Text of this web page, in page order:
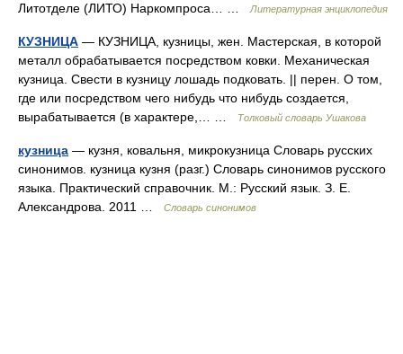
Литотделе (ЛИТО) Наркомпроса… …
Литературная энциклопедия
КУЗНИЦА — КУЗНИЦА, кузницы, жен. Мастерская, в которой
металл обрабатывается посредством ковки. Механическая
кузница. Свести в кузницу лошадь подковать. || перен. О том,
где или посредством чего нибудь что нибудь создается,
вырабатывается (в характере,… …
Толковый словарь Ушакова
кузница — кузня, ковальня, микрокузница Словарь русских
синонимов. кузница кузня (разг.) Словарь синонимов русского
языка. Практический справочник. М.: Русский язык. З. Е.
Александрова. 2011 …
Словарь синонимов